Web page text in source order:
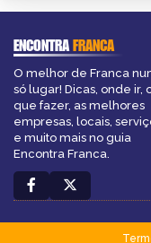
ENCONTRAFRANCA
O melhor de Franca
só lugar! Dicas, onde ir,
que fazer, as melhores
empresas, locais,
e muito mais no guia
Encontra Franca.